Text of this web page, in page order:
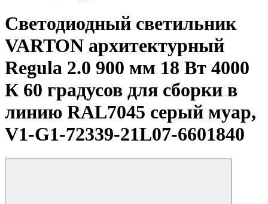
Светодиодный светильник
VARTON архитектурный
Regula 2.0 900 мм 18 Вт 4000
К 60 градусов для сборки в
линию RAL7045 серый муар,
V1-G1-72339-21L07-6601840